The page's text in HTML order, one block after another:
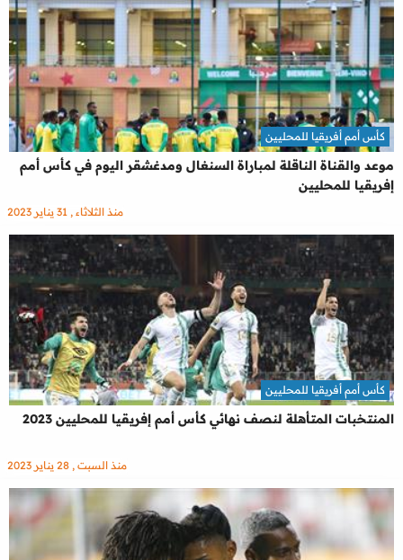
موعد والقناة الناقلة لمباراة السنغال ومدغشقر اليوم في كأس أمم
إفريقيا للمحليين
كأس أمم أفريقيا للمحليين
منذ الثلاثاء , 31 يناير 2023
المنتخبات المتأهلة لنصف نهائي كأس أمم إفريقيا للمحليين 2023
كأس أمم أفريقيا للمحليين
منذ السبت , 28 يناير 2023